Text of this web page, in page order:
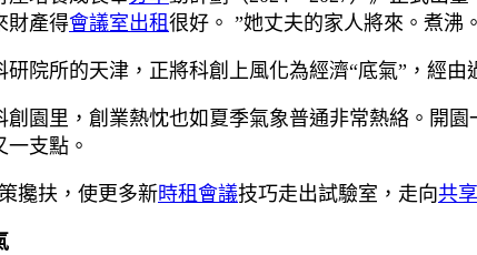
財產得會議室出租很好。 ”她丈夫的家人將來。煮沸
院所的天津，正將科創上風化為經濟“底氣”，經由
園里，創業熱忱也如夏季氣象普通非常熱絡。開
支點。
攙扶，使更多新時租會議技巧走出試驗室，走向共